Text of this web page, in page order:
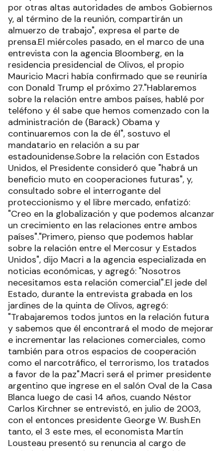
por otras altas autoridades de ambos Gobiernos
y, al término de la reunión, compartirán un
almuerzo de trabajo", expresa el parte de
prensa.El miércoles pasado, en el marco de una
entrevista con la agencia Bloomberg, en la
residencia presidencial de Olivos, el propio
Mauricio Macri había confirmado que se reuniría
con Donald Trump el próximo 27."Hablaremos
sobre la relación entre ambos países, hablé por
teléfono y él sabe que hemos comenzado con la
administración de (Barack) Obama y
continuaremos con la de él", sostuvo el
mandatario en relación a su par
estadounidense.Sobre la relación con Estados
Unidos, el Presidente consideró que "habrá un
beneficio muto en cooperaciones futuras", y,
consultado sobre el interrogante del
proteccionismo y el libre mercado, enfatizó:
"Creo en la globalización y que podemos alcanzar
un crecimiento en las relaciones entre ambos
países"."Primero, pienso que podemos hablar
sobre la relación entre el Mercosur y Estados
Unidos", dijo Macri a la agencia especializada en
noticias económicas, y agregó: "Nosotros
necesitamos esta relación comercial".El jede del
Estado, durante la entrevista grabada en los
jardines de la quinta de Olivos, agregó:
"Trabajaremos todos juntos en la relación futura
y sabemos que él encontrará el modo de mejorar
e incrementar las relaciones comerciales, como
también para otros espacios de cooperación
como el narcotráfico, el terrorismo, los tratados
a favor de la paz".Macri será el primer presidente
argentino que ingrese en el salón Oval de la Casa
Blanca luego de casi 14 años, cuando Néstor
Carlos Kirchner se entrevistó, en julio de 2003,
con el entonces presidente George W. Bush.En
tanto, el 3 este mes, el economista Martín
Lousteau presentó su renuncia al cargo de